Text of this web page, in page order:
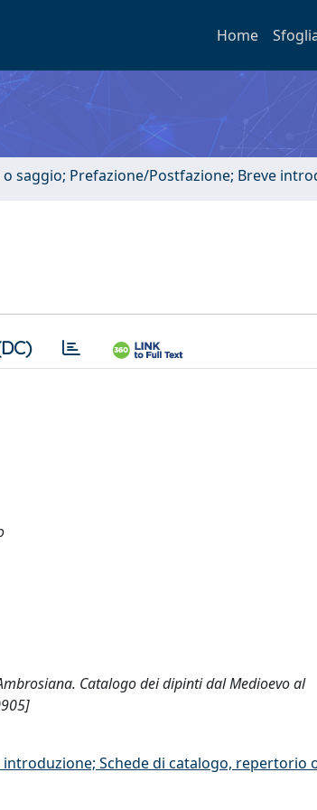
Home
saggio; Prefazione/Postfazione; Breve
Catalogo dei dipinti dal Medioevo al
Schede di catalogo, repertorio